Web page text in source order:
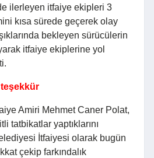
ilerleyen itfaiye ekipleri 3
kısa sürede geçerek olay
bekleyen sürücülerin
itfaiye ekiplerine yol
teşekkür
Amiri Mehmet Caner Polat,
tatbikatlar yaptıklarını
İtfaiyesi olarak bugün
çekip farkındalık